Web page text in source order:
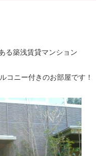
る築浅賃貸マンション
コニー付きのお部屋です！